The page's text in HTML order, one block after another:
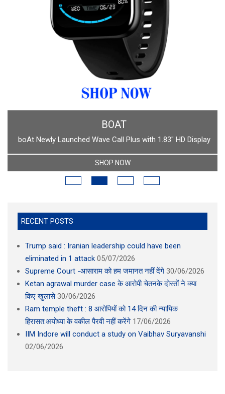
BOAT
boAt Newly Launched Wave Call Plus with 1.83" HD Display
SHOP NOW
RECENT POSTS
Trump said : Iranian leadership could have been
eliminated in 1 attack 05/07/2026
Supreme Court -आसाराम को हम जमानत नहीं देंगे 30/06/2026
Ketan agrawal murder case के आरोपी चेतनके दोस्तों ने क्या
किए खुलासे 30/06/2026
Ram temple theft : 8 आरोपियों को 14 दिन की न्यायिक
हिरासत:अयोध्या के वकील पैरवी नहीं करेंगे 17/06/2026
IIM Indore will conduct a study on Vaibhav Suryavanshi
02/06/2026